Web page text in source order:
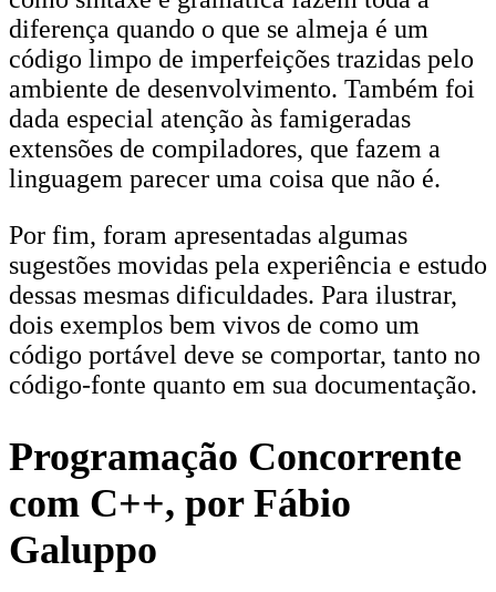
diferença quando o que se almeja é um
código limpo de imperfeições trazidas pelo
ambiente de desenvolvimento. Também foi
dada especial atenção às famigeradas
extensões de compiladores, que fazem a
linguagem parecer uma coisa que não é.
Por fim, foram apresentadas algumas
sugestões movidas pela experiência e estudo
dessas mesmas dificuldades. Para ilustrar,
dois exemplos bem vivos de como um
código portável deve se comportar, tanto no
código-fonte quanto em sua documentação.
Programação Concorrente
com C++, por Fábio
Galuppo